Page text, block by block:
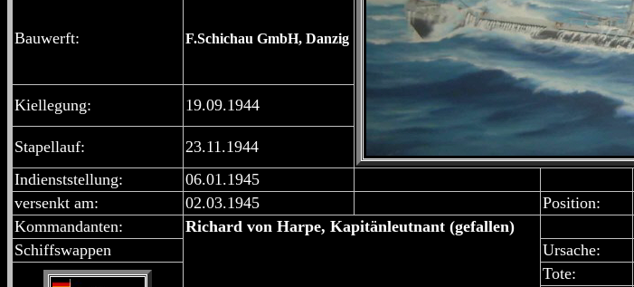
Bauwerft: F.Schichau GmbH, Danzig
Kiellegung: 19.09.1944
Stapellauf:
23.11.1944
Indienststellung:
06.01.1945
versenkt am:
02.03.1945 Position:
Kommandanten:
Richard von Harpe, Kapitänleutnant (gefallen)
Schiffswappen Ursache:
Tote: